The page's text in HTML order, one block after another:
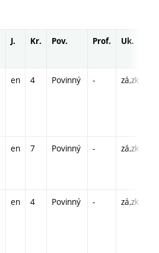
J. Kr. Pov. Prof. Uk.
en 4 Povinný - zá,zk
en 7 Povinný - zá,zk
en 4 Povinný - zá,zk